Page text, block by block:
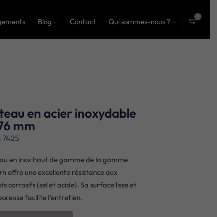
Blog Contact Qui sommes-nous ?
0
en acier inoxydable
mm
7425
en inox haut de gamme de la gamme
offre une excellente résistance aux
corrosifs (sel et acide). Sa surface lisse et
facilite l’entretien.